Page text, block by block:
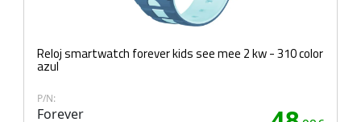
Reloj smartwatch forever kids see mee 2 kw - 310 color
azul
P/N:
Forever